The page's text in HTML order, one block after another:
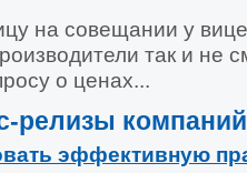
на совещании у
так и не
о ценах...
релизы компаний
эффективную